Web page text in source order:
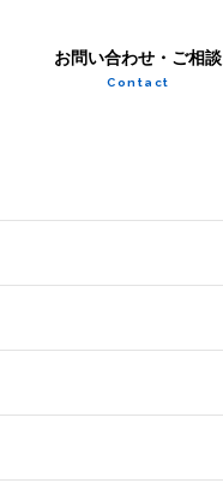
お問い合わせ・ご相談
Contact